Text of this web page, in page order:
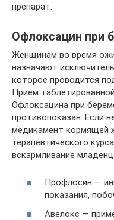
препарат.
Офлоксацин при
Женщинам во время
назначают
которое проводится
Прием
Офлоксацина при
противопоказан. Если
медикамент кормящей
терапевтического
вскармливание
Профлосин —
показания,
Авелокс —